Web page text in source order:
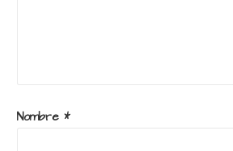
Nombre *